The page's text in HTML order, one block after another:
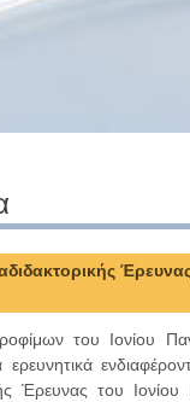
του Ιονίου
Έρευνας του